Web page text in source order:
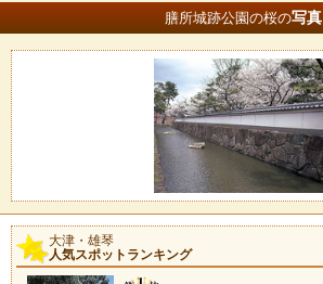
膳所城跡公園の桜の写真
大津・雄琴
人気スポットランキング